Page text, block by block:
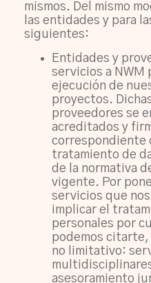
mismos. Del mismo
las entidades y para
siguientes:
Entidades y
servicios a NWM
ejecución de
proyectos.
proveedores se
acreditados y
correspondiente
tratamiento de
de la normativa
vigente. Por
servicios que
implicar el
personales por
podemos
no limitativo:
asesoramiento